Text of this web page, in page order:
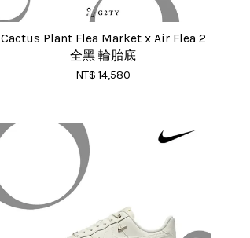
Cactus Plant Flea Market x Air Flea 2
全黑 輪胎底
NT$ 14,580